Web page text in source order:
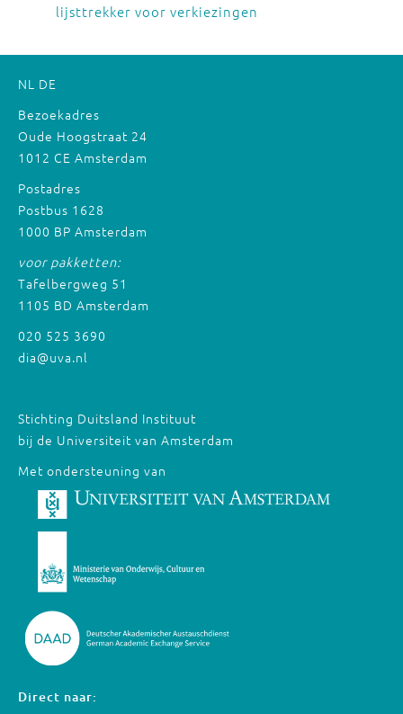
lijsttrekker voor verkiezingen
NL DE
Bezoekadres
Oude Hoogstraat 24
1012 CE Amsterdam
Postadres
Postbus 1628
1000 BP Amsterdam
voor pakketten:
Tafelbergweg 51
1105 BD Amsterdam
020 525 3690
dia@uva.nl
Stichting Duitsland Instituut
bij de Universiteit van Amsterdam
Met ondersteuning van
Direct naar: